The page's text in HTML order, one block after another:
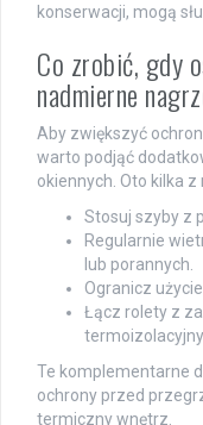
konserwacji, mogą
Co zrobić, gdy
nadmierne
Aby zwiększyć
warto podjąć
okiennych. Oto kilka z
Stosuj szyby z
Regularnie
lub porannych.
Ogranicz
Łącz rolety z
Te komplementarne
ochrony przed
termiczny wnętrz.